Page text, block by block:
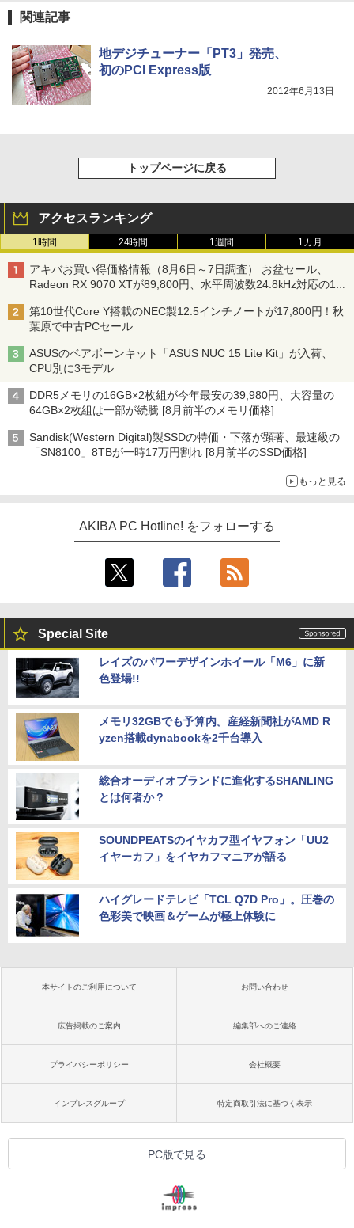
関連記事
地デジチューナー「PT3」発売、
初のPCI Express版
2012年6月13日
トップページに戻る
アクセスランキング
1時間 24時間 1週間 1カ月
アキバお買い得価格情報（8月6日～7日調査） お盆セール、
Radeon RX 9070 XTが89,800円、水平周波数24.8kHz対応の17
型モニターが9,801円、暑さ指数連動セール ほか
第10世代Core Y搭載のNEC製12.5インチノートが17,800円！秋
葉原で中古PCセール
ASUSのベアボーンキット「ASUS NUC 15 Lite Kit」が入荷、
CPU別に3モデル
DDR5メモリの16GB×2枚組が今年最安の39,980円、大容量の
64GB×2枚組は一部が続騰 [8月前半のメモリ価格]
Sandisk(Western Digital)製SSDの特価・下落が顕著、最速級の
「SN8100」8TBが一時17万円割れ [8月前半のSSD価格]
もっと見る
AKIBA PC Hotline! をフォローする
Special Site
レイズのパワーデザインホイール「M6」に新
色登場!!
メモリ32GBでも予算内。産経新聞社がAMD R
yzen搭載dynabookを2千台導入
総合オーディオブランドに進化するSHANLING
とは何者か？
SOUNDPEATSのイヤカフ型イヤフォン「UU2
イヤーカフ」をイヤカフマニアが語る
ハイグレードテレビ「TCL Q7D Pro」。圧巻の
色彩美で映画＆ゲームが極上体験に
本サイトのご利用について お問い合わせ
広告掲載のご案内 編集部へのご連絡
プライバシーポリシー 会社概要
インプレスグループ 特定商取引法に基づく表示
PC版で見る